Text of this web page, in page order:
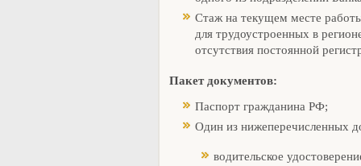
Стаж на текущем месте
для трудоустроенных в
отсутствия постоянной
Пакет документов:
Паспорт гражданина РФ;
Один из нижеперечисленных
водительское